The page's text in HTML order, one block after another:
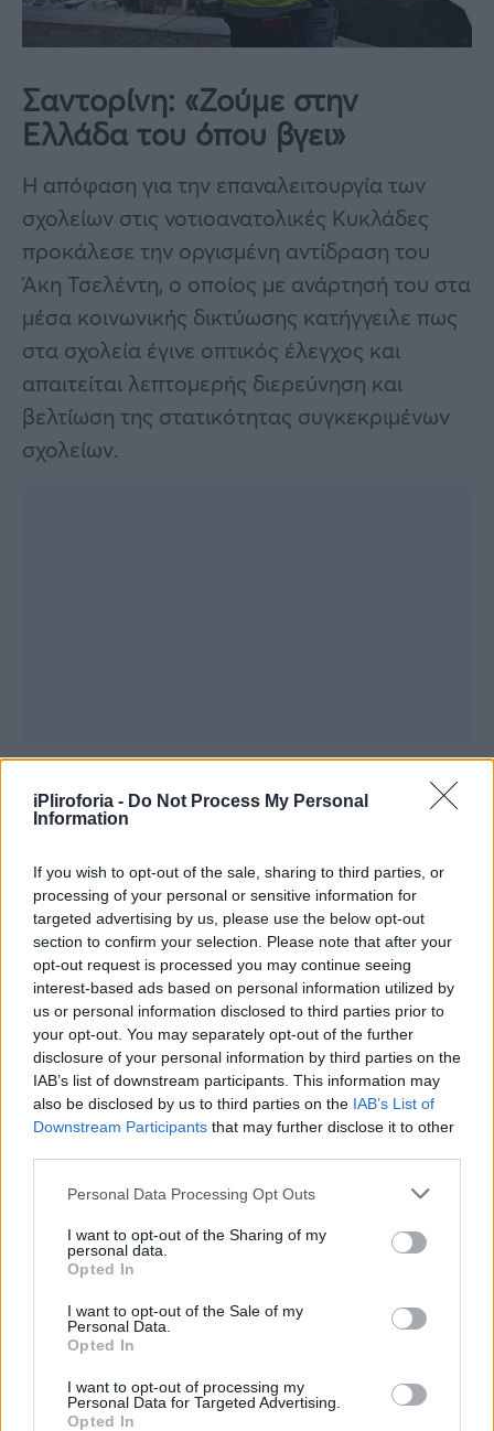
iPliroforia - Do Not Process My Personal
Information
If you wish to opt-out of the sale, sharing to third parties, or
processing of your personal or sensitive information for
targeted advertising by us, please use the below opt-out
section to confirm your selection. Please note that after your
opt-out request is processed you may continue seeing
interest-based ads based on personal information utilized by
us or personal information disclosed to third parties prior to
your opt-out. You may separately opt-out of the further
disclosure of your personal information by third parties on the
IAB’s list of downstream participants. This information may
also be disclosed by us to third parties on the IAB’s List of
Downstream Participants that may further disclose it to other
Personal Data Processing Opt Outs
I want to opt-out of the Sharing of my
personal data.
Opted In
I want to opt-out of the Sale of my
Personal Data.
Opted In
I want to opt-out of processing my
Personal Data for Targeted Advertising.
Opted In
Σαντορίνη: «Ζούμε στην
Ελλάδα του όπου βγει»
Η απόφαση για την επαναλειτουργία των
σχολείων στις νοτιοανατολικές Κυκλάδες
προκάλεσε την οργισμένη αντίδραση του
Άκη Τσελέντη, ο οποίος με ανάρτησή του στα
μέσα κοινωνικής δικτύωσης κατήγγειλε πως
στα σχολεία έγινε οπτικός έλεγχος και
απαιτείται λεπτομερής διερεύνηση και
βελτίωση της στατικότητας συγκεκριμένων
σχολείων.
«Ναι, να ανοίξουν αυτά που σε πρώτη φάση
κρίθηκαν ασφαλή, αλλά να προχωρήσουν σε
ένα πρόγραμμα λεπτομερούς ελέγχου τους
επόμενους μήνες.
Το μοναδικό που έδωσαν στους διευθυντές
των σχολείων είναι ο οπτικός έλεγχος που
έγινε στην αρχή. Τίποτα άλλο. Ζούμε στην